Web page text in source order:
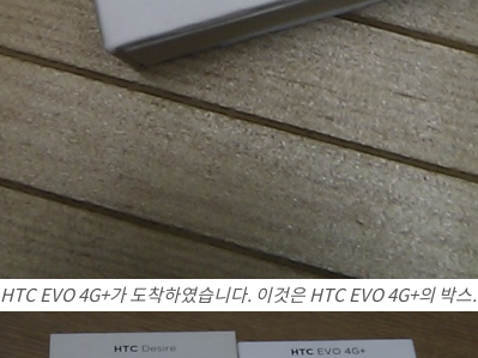
HTC EVO 4G+가 도착하였습니다. 이것은 HTC EVO 4G+의 박스.